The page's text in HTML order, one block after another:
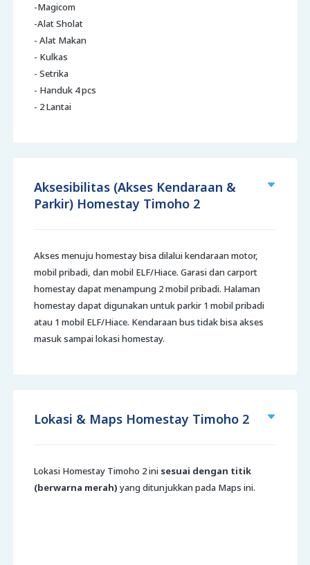
-Magicom
-Alat Sholat
- Alat Makan
- Kulkas
- Setrika
- Handuk 4 pcs
- 2 Lantai
Aksesibilitas (Akses Kendaraan &
Parkir) Homestay Timoho 2
Akses menuju homestay bisa dilalui kendaraan motor,
mobil pribadi, dan mobil ELF/Hiace. Garasi dan carport
homestay dapat menampung 2 mobil pribadi. Halaman
homestay dapat digunakan untuk parkir 1 mobil pribadi
atau 1 mobil ELF/Hiace. Kendaraan bus tidak bisa akses
masuk sampai lokasi homestay.
Lokasi & Maps Homestay Timoho 2
Lokasi Homestay Timoho 2 ini sesuai dengan titik
(berwarna merah) yang ditunjukkan pada Maps ini.